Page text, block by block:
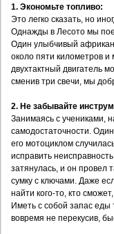
1. Экономьте топливо:
Это легко сказать, но
Однажды в Лесото мы
Один улыбчивый
около пяти километров
двухтактный двигатель
сменив три свечи, мы
2. Не забывайте
Занимаясь с учениками,
самодостаточности.
его мотоциклом
исправить
затянулась, и он провел
сумку с ключами. Даже
найти кого-то, кто
Иметь с собой запас еды
вовремя не перекусив,